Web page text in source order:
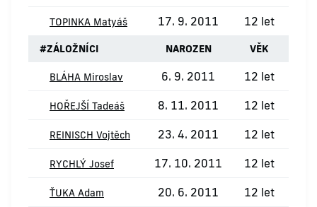
TOPINKA Matyáš 17. 9. 2011 12 let
#ZÁLOŽNÍCI NAROZEN VĚK
BLÁHA Miroslav 6. 9. 2011 12 let
HOŘEJŠÍ Tadeáš 8. 11. 2011 12 let
REINISCH Vojtěch 23. 4. 2011 12 let
RYCHLÝ Josef 17. 10. 2011 12 let
ŤUKA Adam 20. 6. 2011 12 let